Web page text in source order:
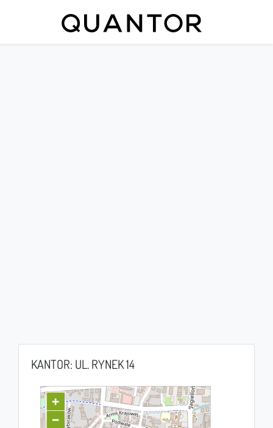
KANTOR: UL. RYNEK 14
+
−